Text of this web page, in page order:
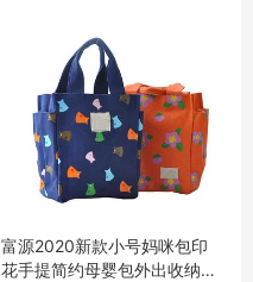
富源2020新款小号妈咪包印
花手提简约母婴包外出收纳